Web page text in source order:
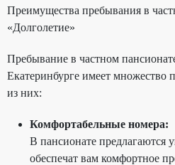
Преимущества пребывания в
«Долголетие»
Пребывание в частном
Екатеринбурге имеет множество
из них:
Комфортабельные номера:
В пансионате предлагаются
обеспечат вам комфортное